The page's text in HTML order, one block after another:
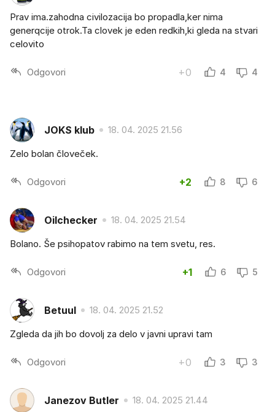
Prav ima.zahodna civilozacija bo propadla,ker nima
generqcije otrok.Ta clovek je eden redkih,ki gleda na stvari
celovito
Odgovori +0 4 4
JOKS klub 18. 04. 2025 21.56
Zelo bolan človeček.
Odgovori +2 8 6
Oilchecker 18. 04. 2025 21.54
Bolano. Še psihopatov rabimo na tem svetu, res.
Odgovori +1 6 5
Betuul 18. 04. 2025 21.52
Zgleda da jih bo dovolj za delo v javni upravi tam
Odgovori +0 3 3
Janezov Butler 18. 04. 2025 21.44